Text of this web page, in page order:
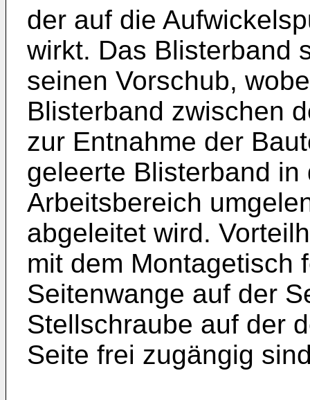
der auf die
wirkt. Das Blisterband
seinen Vorschub,
Blisterband zwischen
zur Entnahme der
geleerte Blisterband
Arbeitsbereich
abgeleitet wird.
mit dem Montagetisch
Seitenwange auf der
Stellschraube auf der
Seite frei zugängig